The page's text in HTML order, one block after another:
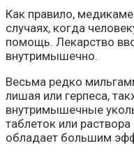
Как правило,
случаях, когда
помощь. Лекарство
внутримышечно.
Весьма редко
лишая или герпеса,
внутримышечные
таблеток или
обладает большим